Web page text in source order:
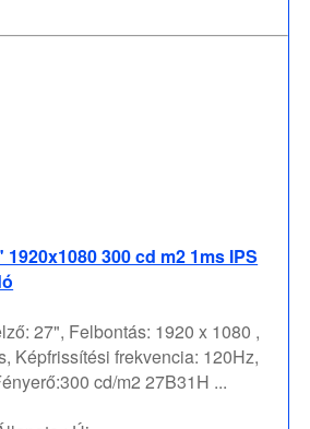
300 cd m2 1ms IPS
27", Felbontás: 1920 x 1080 ,
Képfrissítési frekvencia: 120Hz,
cd/m2 27B31H ...